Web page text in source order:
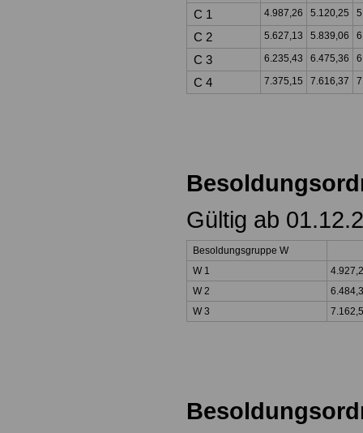
C 1 4.987,26 5.120,25
C 2 5.627,13 5.839,06
C 3 6.235,43 6.475,36
C 4 7.375,15 7.616,37
Gültig ab
Besoldungsgruppe W
W 1
W 2
W 3